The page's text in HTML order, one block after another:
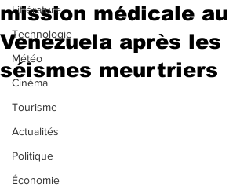
Littérature
Technologie
Météo
Cinéma
Tourisme
Actualités
Politique
Économie
mission médicale au
Venezuela après les
séismes meurtriers